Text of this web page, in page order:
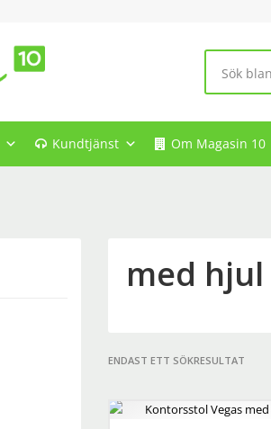
Kundtjänst Om Magasin 10
med hjul
ENDAST ETT SÖKRESULTAT